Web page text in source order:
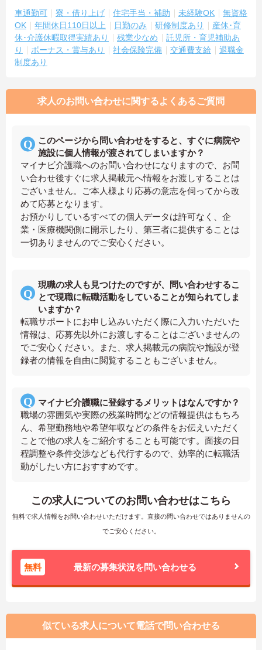
車通勤可 寮・借り上げ 住宅手当・補助 未経験OK
無資格
OK
年間休日110日以上 日勤のみ 研修制度あり
産休･育
休･介護休暇取得実績あり
残業少なめ
託児所・育児補助あ
り
ボーナス・賞与あり 社会保険完備 交通費支給
退職金
制度あり
求人のお問い合わせに関するよくあるご質問
このページから問い合わせをすると、すぐに病院や
施設に個人情報が渡されてしまいますか？
マイナビ介護職へのお問い合わせになりますので、お問
い合わせ後すぐに求人掲載元へ情報をお渡しすることは
ございません。ご本人様より応募の意志を伺ってから改
めて応募となります。
お預かりしているすべての個人データは許可なく、企
業・医療機関側に開示したり、第三者に提供することは
一切ありませんのでご安心ください。
現職の求人も見つけたのですが、問い合わせするこ
とで現職に転職活動をしていることが知られてしま
いますか？
転職サポートにお申し込みいただく際に入力いただいた
情報は、応募先以外にお渡しすることはございませんの
でご安心ください。また、求人掲載元の病院や施設が登
録者の情報を自由に閲覧することもございません。
マイナビ介護職に登録するメリットはなんですか？
職場の雰囲気や実際の残業時間などの情報提供はもちろ
ん、希望勤務地や希望年収などの条件をお伝えいただく
ことで他の求人をご紹介することも可能です。面接の日
程調整や条件交渉なども代行するので、効率的に転職活
動がしたい方におすすめです。
この求人についてのお問い合わせはこちら
無料で求人情報をお問い合わせいただけます。直接の問い合わせではありませんの
でご安心ください。
無料 最新の募集状況を問い合わせる
似ている求人について電話で問い合わせる